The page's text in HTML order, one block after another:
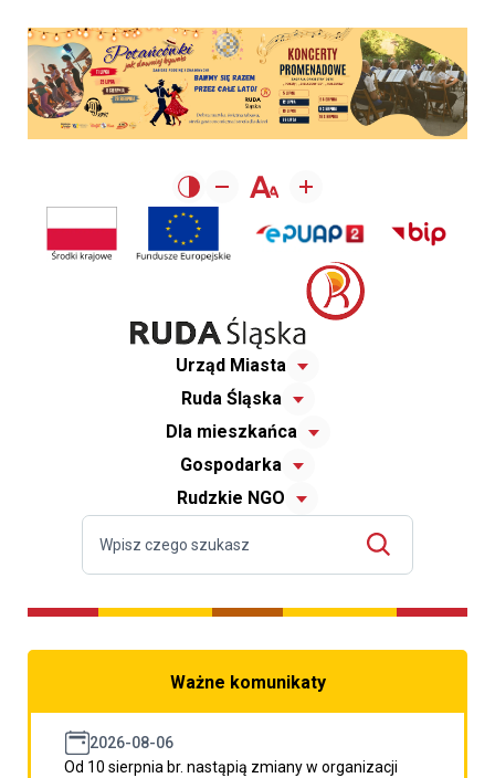
Urząd Miasta
Ruda Śląska
Dla mieszkańca
Gospodarka
Rudzkie NGO
Ważne komunikaty
2026-08-06
Od 10 sierpnia br. nastąpią zmiany w organizacji